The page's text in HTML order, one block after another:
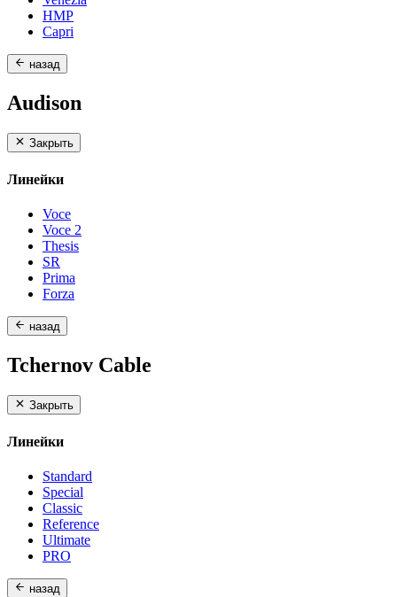
HMP
Capri
назад
Audison
Закрыть
Линейки
Voce
Voce 2
Thesis
SR
Prima
Forza
назад
Tchernov Cable
Закрыть
Линейки
Standard
Special
Classic
Reference
Ultimate
PRO
назад